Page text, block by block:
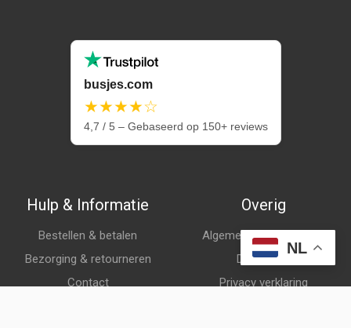
busjes.com
★★★★☆
4,7 / 5 – Gebaseerd op 150+ reviews
Hulp & Informatie
Bestellen & betalen
Bezorging & retourneren
Contact
Overig
Algemene voorwaarden
Disclaimer
Privacy verklaring
NL